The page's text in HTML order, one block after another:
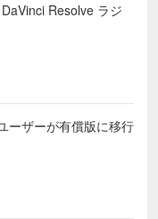
Resolve ラジ
ーザーが有償版に移行